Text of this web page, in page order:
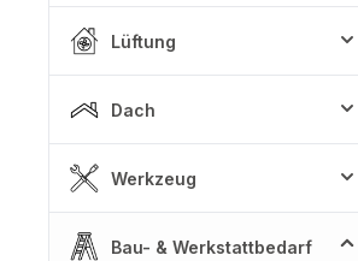
Lüftung
Dach
Werkzeug
Bau- & Werkstattbedarf